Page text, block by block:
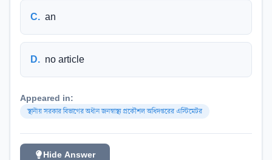
C. an
D. no article
Appeared in:
স্থানীয় সরকার বিভাগের অধীন জনস্বাস্থ্য প্রকৌশল অধিদপ্তরের এস্টিমেটর
Hide Answer